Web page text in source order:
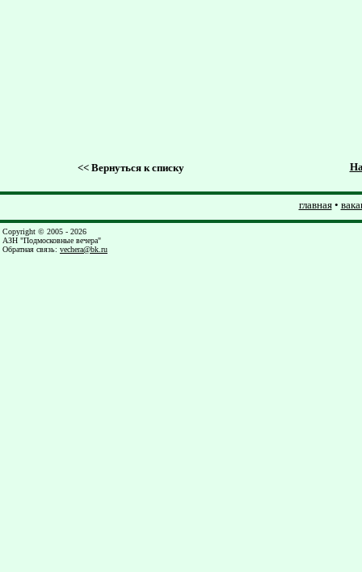
<<Вернуться к списку
главная•
Copyright © 2005 - 2026
АЗН "Подмосковные вечера"
Обратная связь: vechera@bk.ru